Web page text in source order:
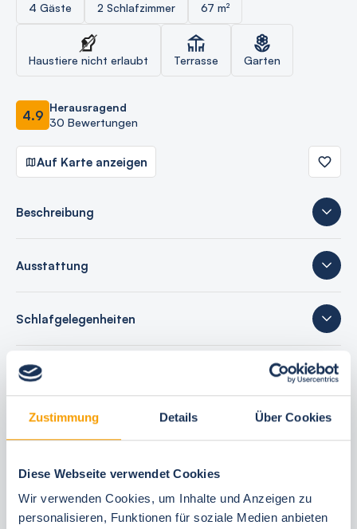
Zustimmung Details Über Cookies
Diese Webseite verwendet Cookies
Wir verwenden Cookies, um Inhalte und Anzeigen zu
personalisieren, Funktionen für soziale Medien anbieten
4 Gäste 2 Schlafzimmer 67 m²
Haustiere nicht erlaubt Terrasse Garten
4.9 Herausragend
30 Bewertungen
Auf Karte anzeigen
Beschreibung
Ausstattung
Schlafgelegenheiten
30 Bewertungen
Bestpreis-Garantie
24 Stunden kostenfrei reservieren